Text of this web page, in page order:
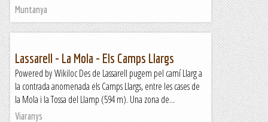
Muntanya
Lassarell - La Mola - Els Camps Llargs
Powered by Wikiloc Des de Lassarell pugem pel camí Llarg a
la contrada anomenada els Camps Llargs, entre les cases de
la Mola i la Tossa del Llamp (594 m). Una zona de...
Viaranys